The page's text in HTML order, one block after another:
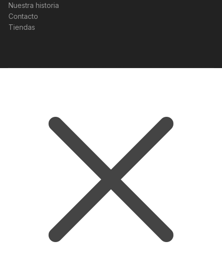
Nuestra historia
Contacto
Tiendas